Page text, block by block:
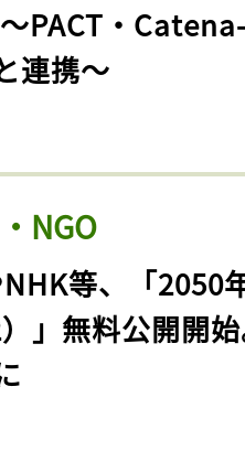
PACT・
連携〜
NGO
NHK等、「2050
」無料公開開